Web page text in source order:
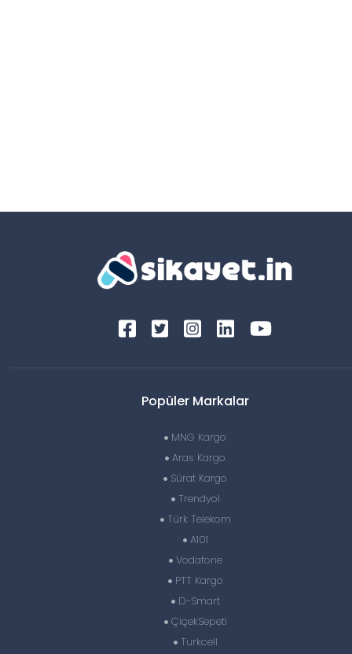
Popüler Markalar
MNG Kargo
Aras Kargo
Sürat Kargo
Trendyol
Türk Telekom
A101
Vodafone
PTT Kargo
D-Smart
ÇiçekSepeti
Turkcell